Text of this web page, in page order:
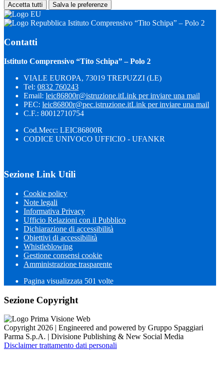
Accetta tutti Salva le preferenze
Istituto Comprensivo “Tito Schipa” – Polo 2
Contatti
Istituto Comprensivo “Tito Schipa” – Polo 2
VIALE EUROPA, 73019 TREPUZZI (LE)
Tel: 0832 760243
Email: leic86800r@istruzione.itLink per inviare una mail
PEC: leic86800r@pec.istruzione.itLink per inviare una mail
C.F.: 80012710754
Cod.Mecc: LEIC86800R
CODICE UNIVOCO UFFICIO - UFANKR
Sezione Link Utili
Cookie policy
Note legali
Informativa Privacy
Ufficio Relazioni con il Pubblico
Dichiarazione di accessibilità
Obiettivi di accessibilità
Whistleblowing
Gestione consensi cookie
Amministrazione trasparente
Pagina visualizzata 501 volte
Sezione Copyright
Copyright 2026 | Engineered and powered by Gruppo Spaggiari
Parma S.p.A. | Divisione Publishing & New Social Media
Disclaimer trattamento dati personali